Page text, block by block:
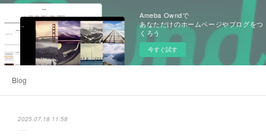
Ameba Owndで
あなただけのホームページやブログをつ
くろう
今すぐ試す
Blog
2025.07.18 11:58